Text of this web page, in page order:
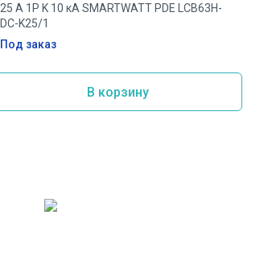
25 А 1P K 10 кА SMARTWATT PDE LCB63H-
DC-K25/1
Под заказ
В корзину